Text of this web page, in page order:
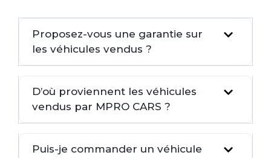
Proposez-vous une garantie sur
les véhicules vendus ?
D’où proviennent les véhicules
vendus par MPRO CARS ?
Puis-je commander un véhicule